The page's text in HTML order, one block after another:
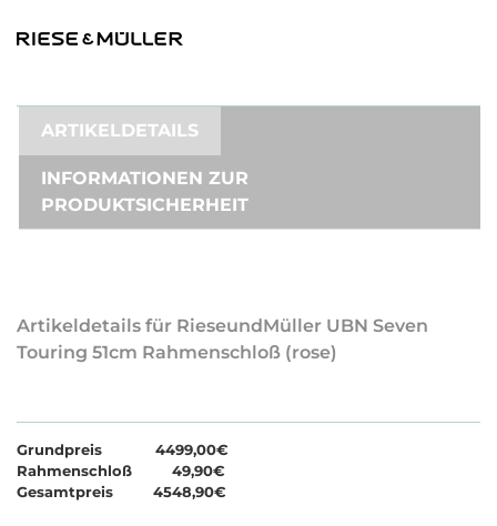
ARTIKELDETAILS
INFORMATIONEN ZUR
PRODUKTSICHERHEIT
Artikeldetails für RieseundMüller UBN Seven
Touring 51cm Rahmenschloß (rose)
Grundpreis 4499,00€
Rahmenschloß 49,90€
Gesamtpreis 4548,90€